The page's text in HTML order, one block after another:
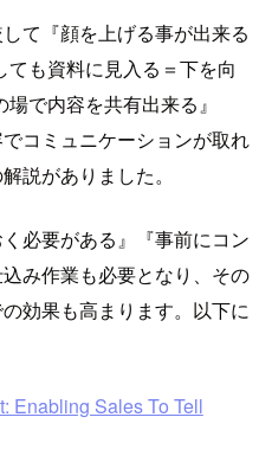
て『顔を上げる事が出来る
も資料に見入る＝下を向
で内容を共有出来る』
コミュニケーションが取れ
説がありました。
必要がある』『事前にコン
み作業も必要となり、その
効果も高まります。以下に
Enabling Sales To Tell